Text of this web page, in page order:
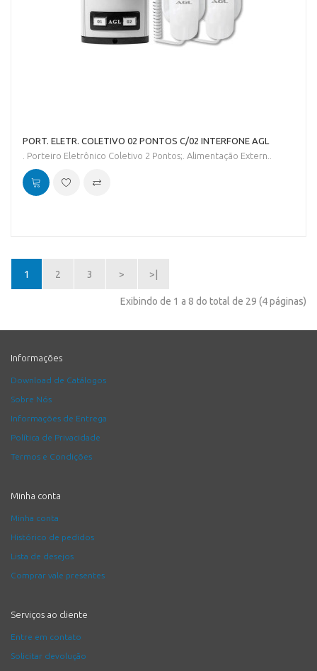
PORT. ELETR. COLETIVO 02 PONTOS C/02 INTERFONE AGL
. Porteiro Eletrônico Coletivo 2 Pontos;. Alimentação Extern..
1 2 3 > >|
Exibindo de 1 a 8 do total de 29 (4 páginas)
Informações
Download de Catálogos
Sobre Nós
Informações de Entrega
Política de Privacidade
Termos e Condições
Minha conta
Minha conta
Histórico de pedidos
Lista de desejos
Comprar vale presentes
Serviços ao cliente
Entre em contato
Solicitar devolução